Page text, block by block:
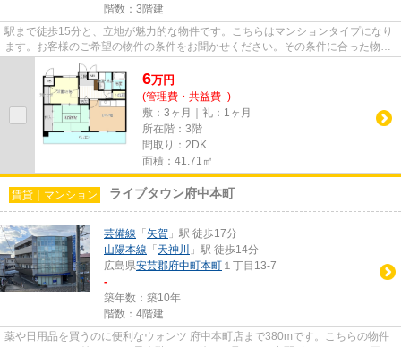
階数：3階建
駅まで徒歩15分と、立地が魅力的な物件です。こちらはマンションタイプになり
ます。お客様のご希望の物件の条件をお聞かせください。その条件に合った物件
を私たちスタッフ一同お探し...
6万円
(管理費・共益費 -)
敷：3ヶ月｜礼：1ヶ月
所在階：3階
間取り：2DK
面積：41.71㎡
賃貸｜マンション ライブタウン府中本町
芸備線 「矢賀 」駅 徒歩17分
山陽本線 「天神川
」駅 徒歩14分
広島県安芸郡府中町本町 １丁目13-7
-
築年数：築10年
階数：4階建
薬や日用品を買うのに便利なウォンツ 府中本町店まで380mです。こちらの物件